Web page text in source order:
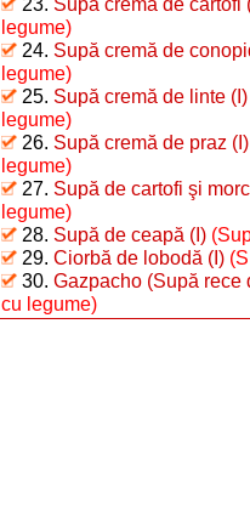
legume)
24. Supă cremă de
legume)
25. Supă cremă de linte (I)
legume)
26. Supă cremă de praz (I)
legume)
27. Supă de cartofi şi
legume)
28. Supă de ceapă (I)
29. Ciorbă de lobodă (I)
30. Gazpacho (Supă rece
cu legume)